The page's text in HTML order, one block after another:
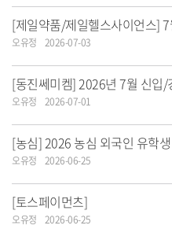
[제일약품/제일헬스사이언스]
오유정 2026-07-03
[동진쎄미켐] 2026년 7월 신입
오유정 2026-07-01
[농심] 2026 농심 외국인 유학
오유정 2026-06-25
[토스페이먼츠]
오유정 2026-06-25